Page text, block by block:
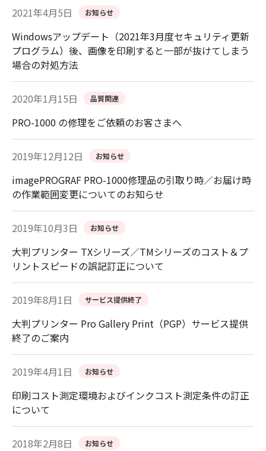
2021年4月5日 お知らせ
Windowsアップデート（2021年3月度セキュリティ更新
プログラム）後、画像を印刷すると一部が抜けてしまう
場合の対処方法
2020年1月15日 品質関連
PRO-1000 の修理をご依頼のお客さまへ
2019年12月12日 お知らせ
imagePROGRAF PRO-1000修理品の引取り時／お届け時
の作業範囲変更についてのお知らせ
2019年10月3日 お知らせ
大判プリンター TXシリーズ／TMシリーズのコスト＆プ
リントスピードの誤記訂正について
2019年8月1日 サービス提供終了
大判プリンター Pro Gallery Print（PGP）サービス提供
終了のご案内
2019年4月1日 お知らせ
印刷コスト測定環境およびインクコスト測定条件の訂正
について
2018年2月8日 お知らせ